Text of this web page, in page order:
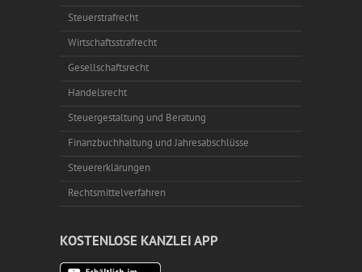
Steuerstrafrecht
Wirtschaftsstrafrecht
Gesellschaftsrecht
Handelsrecht
Steuergestaltung und Beratung
Finanzbuchhaltung und Jahresabschlüsse
Steuererklärungen
Rechtsmittelverfahren
KOSTENLOSE KANZLEI APP